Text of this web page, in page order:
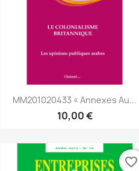
Aperçu rapide
MM201020433 « Annexes Au...
10,00 €
favorite_border